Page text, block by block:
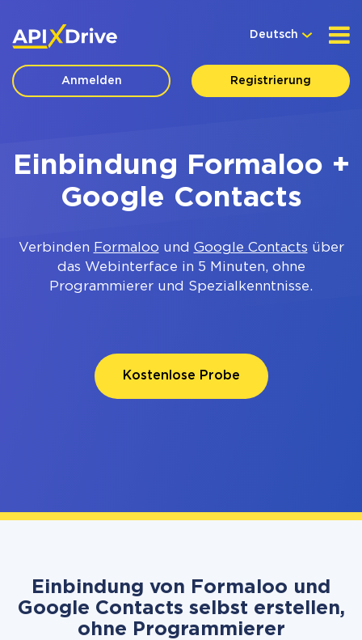
Deutsch
Anmelden Registrierung
Einbindung Formaloo +
Google Contacts
Verbinden Formaloo und Google Contacts über
das Webinterface in 5 Minuten, ohne
Programmierer und Spezialkenntnisse.
Kostenlose Probe
Einbindung von Formaloo und
Google Contacts selbst erstellen,
ohne Programmierer